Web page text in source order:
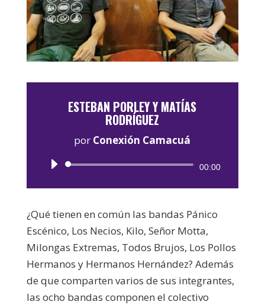
ESTEBAN PORLEY Y MATÍAS
RODRÍGUEZ
por Conexión Camacuá
Reproductor
00:00
¿Qué tienen en común las bandas Pánico
Escénico, Los Necios, Kilo, Señor Motta,
Milongas Extremas, Todos Brujos, Los Pollos
Hermanos y Hermanos Hernández? Además
de que comparten varios de sus integrantes,
las ocho bandas componen el colectivo